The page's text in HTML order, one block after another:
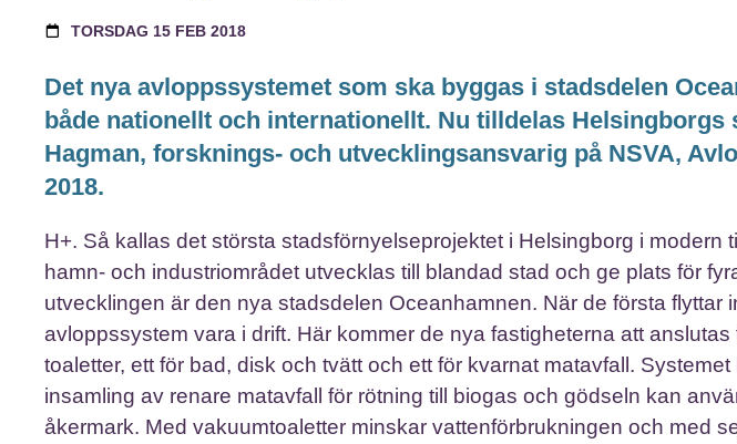
TORSDAG 15 FEB 2018
Det nya avloppssystemet som ska byggas i stadsdelen
både nationellt och internationellt. Nu tilldelas Helsingborgs
Hagman, forsknings- och utvecklingsansvarig på NSVA,
2018.
H+. Så kallas det största stadsförnyelseprojektet i Helsingborg i modern
hamn- och industriområdet utvecklas till blandad stad och ge plats för
utvecklingen är den nya stadsdelen Oceanhamnen. När de första flyttar
avloppssystem vara i drift. Här kommer de nya fastigheterna att
toaletter, ett för bad, disk och tvätt och ett för kvarnat matavfall.
insamling av renare matavfall för rötning till biogas och gödseln kan
åkermark. Med vakuumtoaletter minskar vattenförbrukningen och med